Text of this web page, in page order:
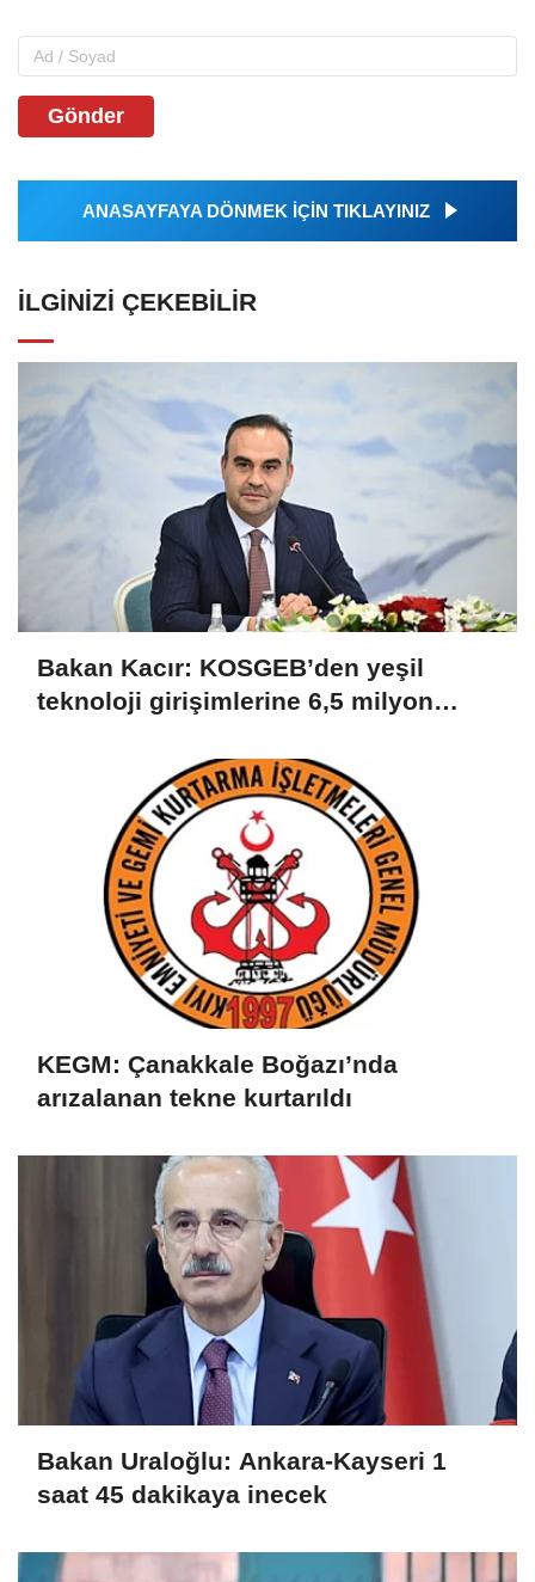
Gönder
ANASAYFAYA DÖNMEK İÇİN TIKLAYINIZ
İLGINIZI ÇEKEBILIR
Bakan Kacır: KOSGEB’den yeşil
teknoloji girişimlerine 6,5 milyon
KEGM: Çanakkale Boğazı’nda
arızalanan tekne kurtarıldı
Bakan Uraloğlu: Ankara-Kayseri 1
saat 45 dakikaya inecek